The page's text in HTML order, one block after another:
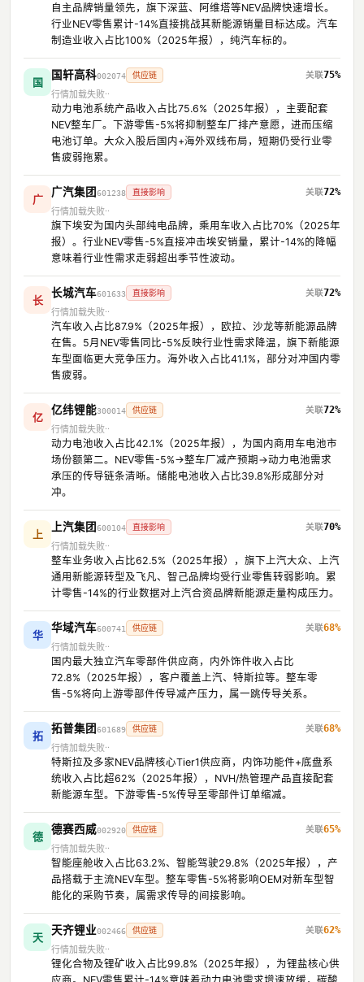
自主品牌销量领先，旗下深蓝、阿维塔等NEV品牌快速增长。
行业NEV零售累计-14%直接挑战其新能源销量目标达成。汽车
制造业收入占比100%（2025年报），纯汽车标的。
国
国轩高科002074 供应链
75%
行情加载失败
动力电池系统产品收入占比75.6%（2025年报），主要配套
NEV整车厂。下游零售-5%将抑制整车厂排产意愿，进而压缩
电池订单。大众入股后国内+海外双线布局，短期仍受行业零
售疲弱拖累。
广
广汽集团601238 直接影响
72%
行情加载失败
旗下埃安为国内头部纯电品牌，乘用车收入占比70%（2025年
报）。行业NEV零售-5%直接冲击埃安销量，累计-14%的降幅
意味着行业性需求走弱超出季节性波动。
长
长城汽车601633 直接影响
72%
行情加载失败
汽车收入占比87.9%（2025年报），欧拉、沙龙等新能源品牌
在售。5月NEV零售同比-5%反映行业性需求降温，旗下新能源
车型面临更大竞争压力。海外收入占比41.1%，部分对冲国内零
售疲弱。
亿
亿纬锂能300014 供应链
72%
行情加载失败
动力电池收入占比42.1%（2025年报），为国内商用车电池市
场份额第二。NEV零售-5%→整车厂减产预期→动力电池需求
承压的传导链条清晰。储能电池收入占比39.8%形成部分对
冲。
上
上汽集团600104 直接影响
70%
行情加载失败
整车业务收入占比62.5%（2025年报），旗下上汽大众、上汽
通用新能源转型及飞凡、智己品牌均受行业零售转弱影响。累
计零售-14%的行业数据对上汽合资品牌新能源走量构成压力。
华
华域汽车600741 供应链
68%
行情加载失败
国内最大独立汽车零部件供应商，内外饰件收入占比
72.8%（2025年报），客户覆盖上汽、特斯拉等。整车零
售-5%将向上游零部件传导减产压力，属一跳传导关系。
拓
拓普集团601689 供应链
68%
行情加载失败
特斯拉及多家NEV品牌核心Tier1供应商，内饰功能件+底盘系
统收入占比超62%（2025年报），NVH/热管理产品直接配套
新能源车型。下游零售-5%传导至零部件订单缩减。
德
德赛西威002920 供应链
65%
行情加载失败
智能座舱收入占比63.2%、智能驾驶29.8%（2025年报），产
品搭载于主流NEV车型。整车零售-5%将影响OEM对新车型智
能化的采购节奏，属需求传导的间接影响。
天
天齐锂业002466 供应链
62%
行情加载失败
锂化合物及锂矿收入占比99.8%（2025年报），为锂盐核心供